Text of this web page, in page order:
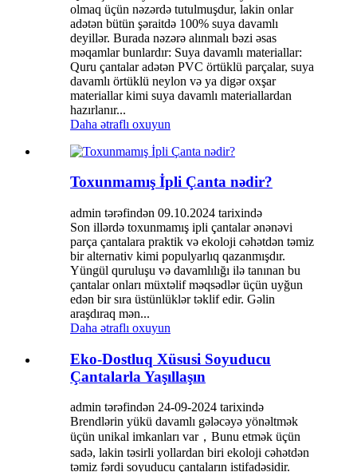
olmaq üçün nəzərdə tutulmuşdur, lakin onlar
adətən bütün şəraitdə 100% suya davamlı
deyillər. Burada nəzərə alınmalı bəzi əsas
məqamlar bunlardır: Suya davamlı materiallar:
Quru çantalar adətən PVC örtüklü parçalar, suya
davamlı örtüklü neylon və ya digər oxşar
materiallar kimi suya davamlı materiallardan
hazırlanır...
Daha ətraflı oxuyun
Toxunmamış İpli Çanta nədir?
admin tərəfindən 09.10.2024 tarixində
Son illərdə toxunmamış ipli çantalar ənənəvi
parça çantalara praktik və ekoloji cəhətdən təmiz
bir alternativ kimi populyarlıq qazanmışdır.
Yüngül quruluşu və davamlılığı ilə tanınan bu
çantalar onları müxtəlif məqsədlər üçün uyğun
edən bir sıra üstünlüklər təklif edir. Gəlin
araşdıraq mən...
Daha ətraflı oxuyun
Eko-Dostluq Xüsusi Soyuducu
Çantalarla Yaşıllaşın
admin tərəfindən 24-09-2024 tarixində
Brendlərin yükü davamlı gələcəyə yönəltmək
üçün unikal imkanları var，Bunu etmək üçün
sadə, lakin təsirli yollardan biri ekoloji cəhətdən
təmiz fərdi soyuducu çantaların istifadəsidir.